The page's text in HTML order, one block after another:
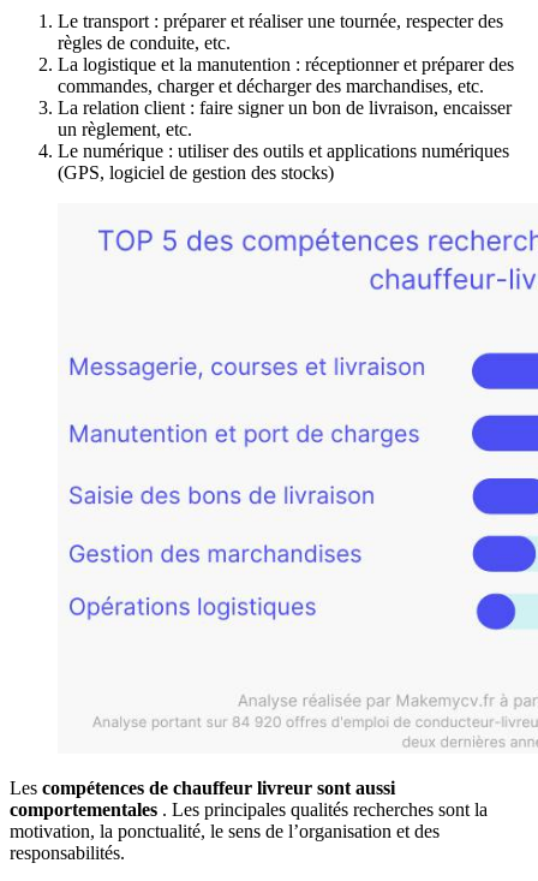
Le transport : préparer et réaliser une tournée, respecter des
règles de conduite, etc.
La logistique et la manutention : réceptionner et préparer des
commandes, charger et décharger des marchandises, etc.
La relation client : faire signer un bon de livraison, encaisser
un règlement, etc.
Le numérique : utiliser des outils et applications numériques
(GPS, logiciel de gestion des stocks)
Les compétences de chauffeur livreur sont aussi
comportementales . Les principales qualités recherches sont la
motivation, la ponctualité, le sens de l’organisation et des
responsabilités.